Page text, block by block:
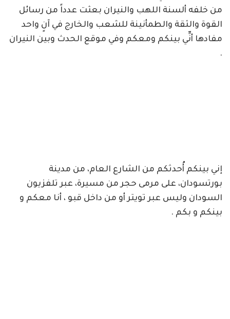
من خلفه ألسنة اللهب والنيران بعثت عدداً من رسائل
القوة والثقة والطمأنينة للشعب والخارج في آنٍ واحد
مفادها أنِّي بينكم ومعكم وفي موقع الحدث وبين النيران
.
إني بينكم أُحدثكم من الشارع العام، من مدينة
بورتسودان، على مرمى حجر من مسيرة، عبر تلفزيون
السودان وليس عبر تويتر أو من داخل قبو ، أنا معكم و
بينكم و بكم .